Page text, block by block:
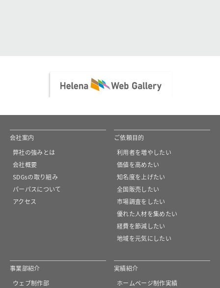
会社案内
弊社の強みとは
会社概要
SDGsの取り組み
パーパスについて
アクセス
ご依頼目的
利用者を増やしたい
価値を高めたい
知名度を上げたい
全国販売したい
市場調査をしたい
優れた人材を集めたい
経費を節減したい
地域を元気にしたい
事業部紹介
ウェブ制作部
実績紹介
ホームページ制作実績